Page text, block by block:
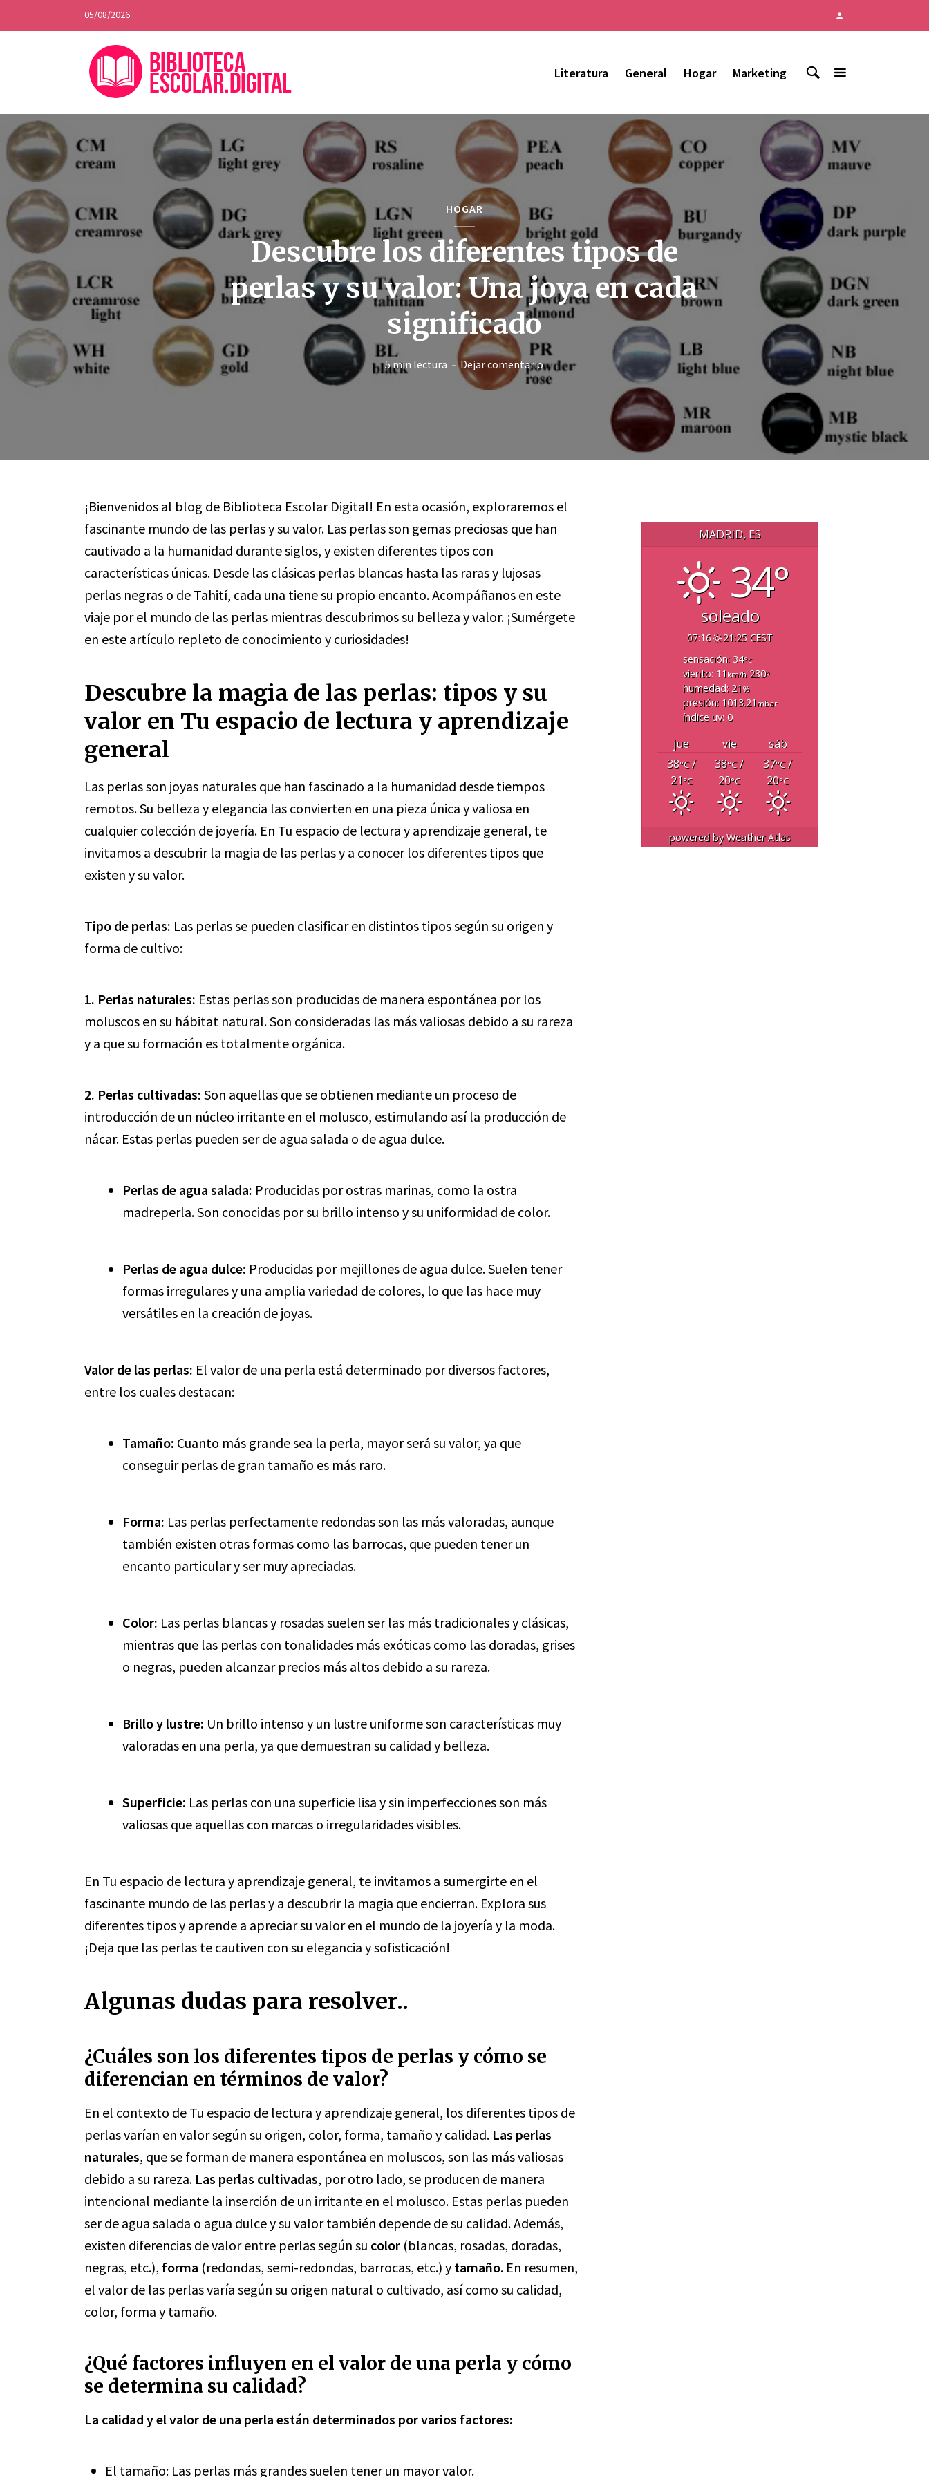
05/08/2026
Literatura General Hogar Marketing
HOGAR
Descubre los diferentes tipos de
perlas y su valor: Una joya en cada
significado
5 min lectura Dejar comentario
¡Bienvenidos al blog de Biblioteca Escolar Digital! En esta ocasión, exploraremos el
fascinante mundo de las perlas y su valor. Las perlas son gemas preciosas que han
cautivado a la humanidad durante siglos, y existen diferentes tipos con
características únicas. Desde las clásicas perlas blancas hasta las raras y lujosas
perlas negras o de Tahití, cada una tiene su propio encanto. Acompáñanos en este
viaje por el mundo de las perlas mientras descubrimos su belleza y valor. ¡Sumérgete
en este artículo repleto de conocimiento y curiosidades!
Descubre la magia de las perlas: tipos y su
valor en Tu espacio de lectura y aprendizaje
general
Las perlas son joyas naturales que han fascinado a la humanidad desde tiempos
remotos. Su belleza y elegancia las convierten en una pieza única y valiosa en
cualquier colección de joyería. En Tu espacio de lectura y aprendizaje general, te
invitamos a descubrir la magia de las perlas y a conocer los diferentes tipos que
existen y su valor.
Tipo de perlas: Las perlas se pueden clasificar en distintos tipos según su origen y
forma de cultivo:
1. Perlas naturales: Estas perlas son producidas de manera espontánea por los
moluscos en su hábitat natural. Son consideradas las más valiosas debido a su rareza
y a que su formación es totalmente orgánica.
2. Perlas cultivadas: Son aquellas que se obtienen mediante un proceso de
introducción de un núcleo irritante en el molusco, estimulando así la producción de
nácar. Estas perlas pueden ser de agua salada o de agua dulce.
Perlas de agua salada: Producidas por ostras marinas, como la ostra
madreperla. Son conocidas por su brillo intenso y su uniformidad de color.
Perlas de agua dulce: Producidas por mejillones de agua dulce. Suelen tener
formas irregulares y una amplia variedad de colores, lo que las hace muy
versátiles en la creación de joyas.
Valor de las perlas: El valor de una perla está determinado por diversos factores,
entre los cuales destacan:
Tamaño: Cuanto más grande sea la perla, mayor será su valor, ya que
conseguir perlas de gran tamaño es más raro.
Forma: Las perlas perfectamente redondas son las más valoradas, aunque
también existen otras formas como las barrocas, que pueden tener un
encanto particular y ser muy apreciadas.
Color: Las perlas blancas y rosadas suelen ser las más tradicionales y clásicas,
mientras que las perlas con tonalidades más exóticas como las doradas, grises
o negras, pueden alcanzar precios más altos debido a su rareza.
Brillo y lustre: Un brillo intenso y un lustre uniforme son características muy
valoradas en una perla, ya que demuestran su calidad y belleza.
Superficie: Las perlas con una superficie lisa y sin imperfecciones son más
valiosas que aquellas con marcas o irregularidades visibles.
En Tu espacio de lectura y aprendizaje general, te invitamos a sumergirte en el
fascinante mundo de las perlas y a descubrir la magia que encierran. Explora sus
diferentes tipos y aprende a apreciar su valor en el mundo de la joyería y la moda.
¡Deja que las perlas te cautiven con su elegancia y sofisticación!
Algunas dudas para resolver..
¿Cuáles son los diferentes tipos de perlas y cómo se
diferencian en términos de valor?
En el contexto de Tu espacio de lectura y aprendizaje general, los diferentes tipos de
perlas varían en valor según su origen, color, forma, tamaño y calidad. Las perlas
naturales, que se forman de manera espontánea en moluscos, son las más valiosas
debido a su rareza. Las perlas cultivadas, por otro lado, se producen de manera
intencional mediante la inserción de un irritante en el molusco. Estas perlas pueden
ser de agua salada o agua dulce y su valor también depende de su calidad. Además,
existen diferencias de valor entre perlas según su color (blancas, rosadas, doradas,
negras, etc.), forma (redondas, semi-redondas, barrocas, etc.) y tamaño. En resumen,
el valor de las perlas varía según su origen natural o cultivado, así como su calidad,
color, forma y tamaño.
¿Qué factores influyen en el valor de una perla y cómo
se determina su calidad?
La calidad y el valor de una perla están determinados por varios factores:
El tamaño: Las perlas más grandes suelen tener un mayor valor.
MADRID, ES
34°
soleado
07:16
21:25 CEST
sensación: 34°c
viento: 11 km/h230°
humedad: 21 %
presión: 1013.21 mbar
índice uv: 0
jue vie
sáb
38°C/
21°C
38°C/
20°C
37°C/
20°C
powered byWeather Atlas